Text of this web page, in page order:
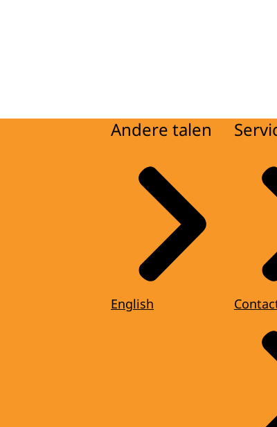
Andere talen
English